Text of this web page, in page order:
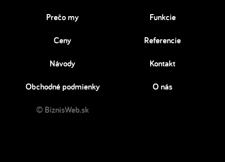
Prečo my Funkcie
Ceny Referencie
Návody Kontakt
Obchodné podmienky O nás
© BiznisWeb.sk